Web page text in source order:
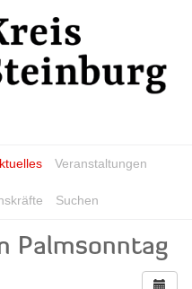
Veranstaltungen
Suchen
Palmsonntag